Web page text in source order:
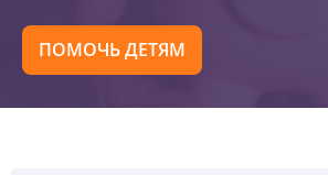
ПОМОЧЬ ДЕТЯМ